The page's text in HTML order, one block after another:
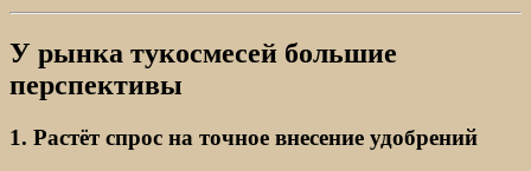
У рынка тукосмесей большие
перспективы
1. Растёт спрос на точное внесение удобрений